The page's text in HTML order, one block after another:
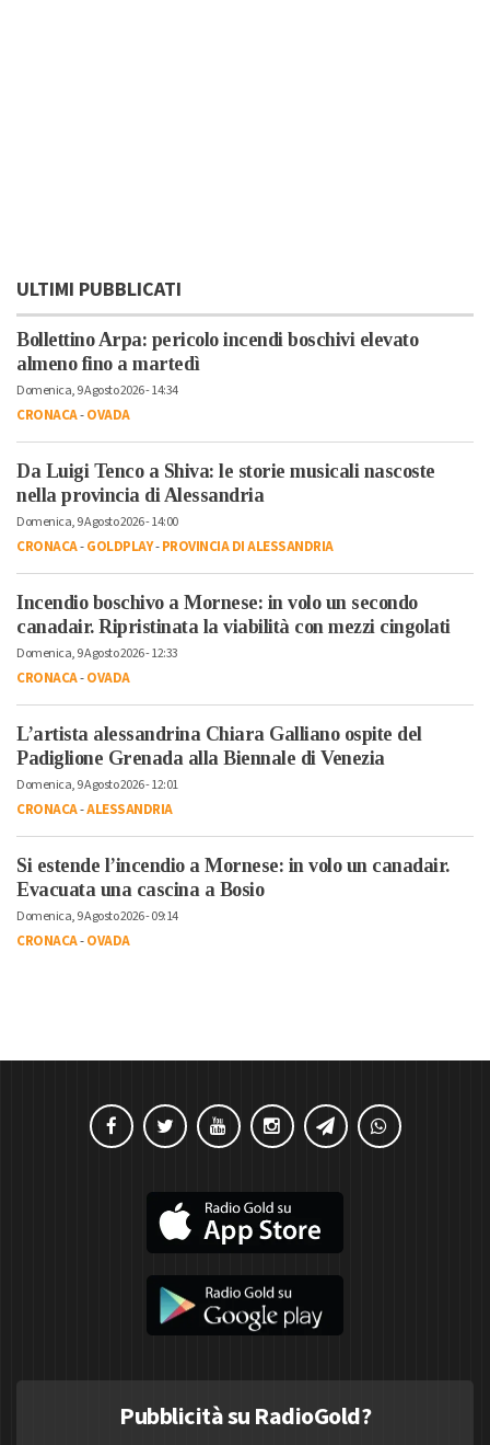
ULTIMI PUBBLICATI
Bollettino Arpa: pericolo incendi boschivi elevato
almeno fino a martedì
Domenica, 9 Agosto 2026 - 14:34
CRONACA-OVADA
Da Luigi Tenco a Shiva: le storie musicali nascoste
nella provincia di Alessandria
Domenica, 9 Agosto 2026 - 14:00
CRONACA-GOLDPLAY-PROVINCIA DI ALESSANDRIA
Incendio boschivo a Mornese: in volo un secondo
canadair. Ripristinata la viabilità con mezzi cingolati
Domenica, 9 Agosto 2026 - 12:33
CRONACA-OVADA
L’artista alessandrina Chiara Galliano ospite del
Padiglione Grenada alla Biennale di Venezia
Domenica, 9 Agosto 2026 - 12:01
CRONACA-ALESSANDRIA
Si estende l’incendio a Mornese: in volo un canadair.
Evacuata una cascina a Bosio
Domenica, 9 Agosto 2026 - 09:14
CRONACA-OVADA
Pubblicità su RadioGold?